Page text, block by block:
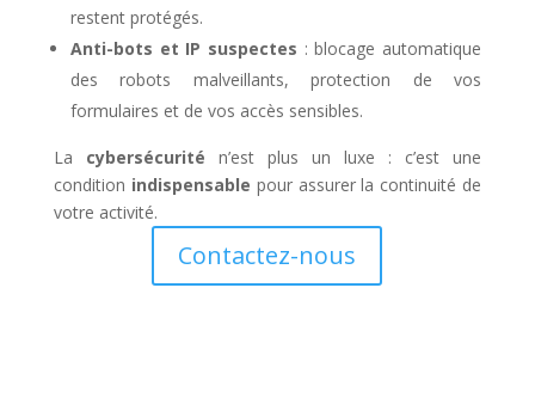
restent protégés.
Anti-bots et IP suspectes : blocage automatique
des robots malveillants, protection de vos
formulaires et de vos accès sensibles.
La cybersécurité n’est plus un luxe : c’est une
condition indispensable pour assurer la continuité de
votre activité.
Contactez-nous